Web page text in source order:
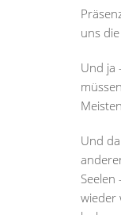
uns
Und ja
Und
wieder